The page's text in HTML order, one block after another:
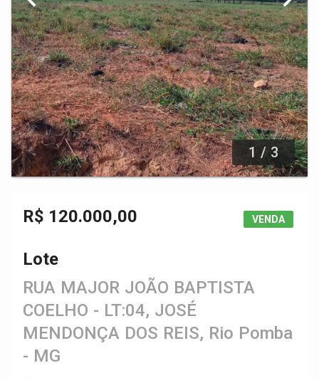
1 / 3
R$ 120.000,00 VENDA
Lote
RUA MAJOR JOÃO BAPTISTA
COELHO - LT:04, JOSÉ
MENDONÇA DOS REIS, Rio Pomba
- MG